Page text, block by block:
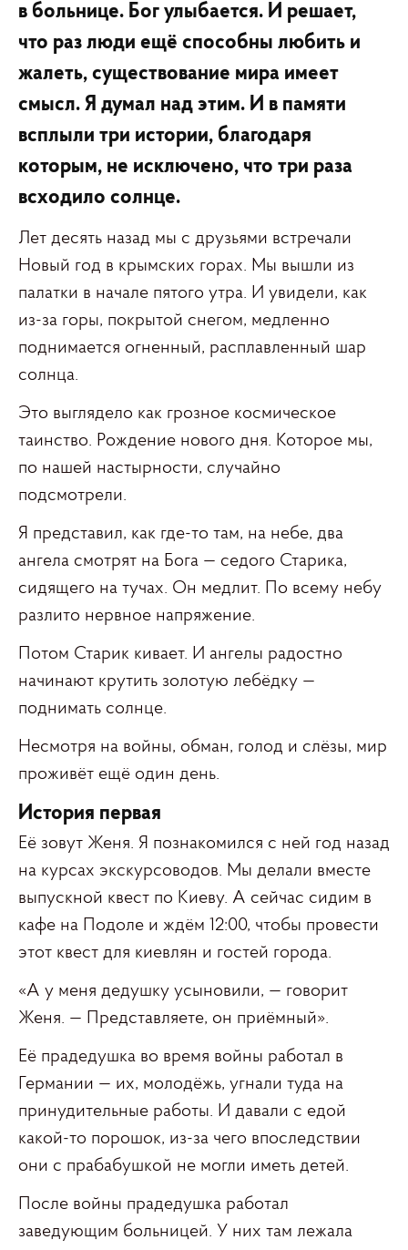
в больнице. Бог улыбается. И решает,
что раз люди ещё способны любить и
жалеть, существование мира имеет
смысл. Я думал над этим. И в памяти
всплыли три истории, благодаря
которым, не исключено, что три раза
всходило солнце.
Лет десять назад мы с друзьями встречали
Новый год в крымских горах. Мы вышли из
палатки в начале пятого утра. И увидели, как
из-за горы, покрытой снегом, медленно
поднимается огненный, расплавленный шар
солнца.
Это выглядело как грозное космическое
таинство. Рождение нового дня. Которое мы,
по нашей настырности, случайно
подсмотрели.
Я представил, как где-то там, на небе, два
ангела смотрят на Бога — седого Старика,
сидящего на тучах. Он медлит. По всему небу
разлито нервное напряжение.
Потом Старик кивает. И ангелы радостно
начинают крутить золотую лебёдку —
поднимать солнце.
Несмотря на войны, обман, голод и слёзы, мир
проживёт ещё один день.
История первая
Её зовут Женя. Я познакомился с ней год назад
на курсах экскурсоводов. Мы делали вместе
выпускной квест по Киеву. А сейчас сидим в
кафе на Подоле и ждём 12:00, чтобы провести
этот квест для киевлян и гостей города.
«А у меня дедушку усыновили, — говорит
Женя. — Представляете, он приёмный».
Её прадедушка во время войны работал в
Германии — их, молодёжь, угнали туда на
принудительные работы. И давали с едой
какой-то порошок, из-за чего впоследствии
они с прабабушкой не могли иметь детей.
После войны прадедушка работал
заведующим больницей. У них там лежала